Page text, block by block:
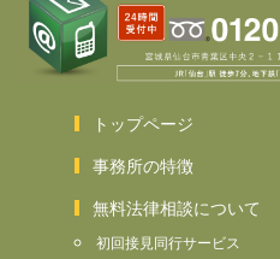
トップページ
事務所の特徴
無料法律相談について
初回接見同行サービス